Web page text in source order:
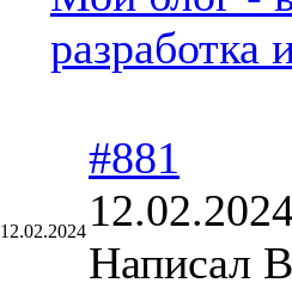
разработка
12.02.2024
#881
Написал